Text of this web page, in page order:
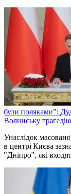
були поляками”:
Волинську трагедію
Унаслідок
в центрі Києва
"Дніпро", які